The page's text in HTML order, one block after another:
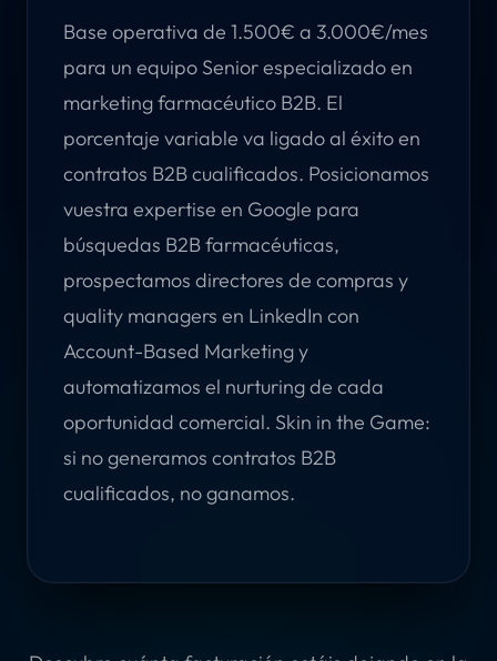
Base operativa de 1.500€ a 3.000€/mes
para un equipo Senior especializado en
marketing farmacéutico B2B. El
porcentaje variable va ligado al éxito en
contratos B2B cualificados. Posicionamos
vuestra expertise en Google para
búsquedas B2B farmacéuticas,
prospectamos directores de compras y
quality managers en LinkedIn con
Account-Based Marketing y
automatizamos el nurturing de cada
oportunidad comercial. Skin in the Game:
si no generamos contratos B2B
cualificados, no ganamos.